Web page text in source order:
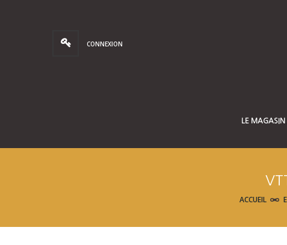
CONNEXION
LE
ACCUEIL